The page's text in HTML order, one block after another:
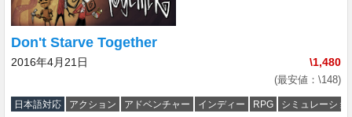
Don't Starve Together
2016年4月21日 \1,480
(最安値：\148)
日本語対応 アクション アドベンチャー インディー RPG シミュレーショ